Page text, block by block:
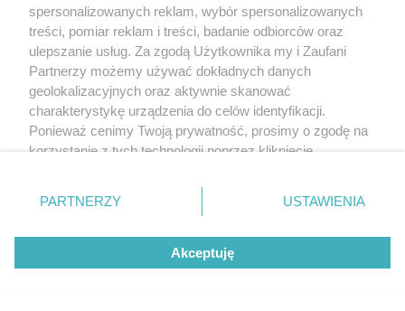
spersonalizowanych reklam, wybór spersonalizowanych
treści, pomiar reklam i treści, badanie odbiorców oraz
ulepszanie usług. Za zgodą Użytkownika my i Zaufani
Partnerzy możemy używać dokładnych danych
geolokalizacyjnych oraz aktywnie skanować
charakterystykę urządzenia do celów identyfikacji.
Ponieważ cenimy Twoją prywatność, prosimy o zgodę na
korzystanie z tych technologii poprzez kliknięcie
zmienić/wycofać klikając przycisk ustawień prywatności
znajdujący się w lewym dolnym rogu strony
rodzaje przetwarzania danych nie wymagają zgody
użytkownika, ale masz prawo sprzeciwić się takiemu
przetwarzaniu. Preferencje będą miały zastosowanie tylko
PARTNERZY USTAWIENIA
Akceptuję